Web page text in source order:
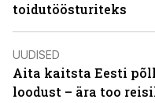
toidutöösturiteks
UUDISED
Aita kaitsta Eesti
loodust – ära too